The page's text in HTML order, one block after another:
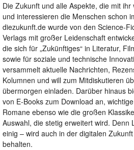
Die Zukunft und alle Aspekte, die mit
und interessieren die Menschen schon
diezukunft.de wurde von den Science-
Verlags mit großer Leidenschaft
die sich für „Zukünftiges“ in Literatur,
sowie für soziale und technische
versammelt aktuelle Nachrichten,
Kolumnen und will zum Mitdiskutieren
übermorgen einladen. Darüber hinaus
von E-Books zum Download an,
Romane ebenso wie die großen
Auswahl, die stetig erweitert wird. Denn
einig – wird auch in der digitalen
behalten.